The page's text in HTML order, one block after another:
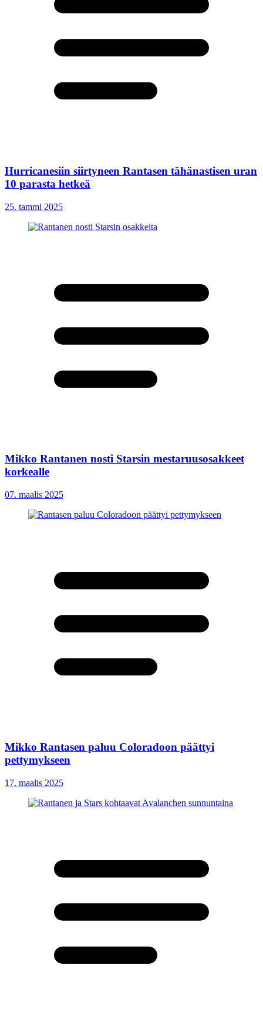
Hurricanesiin siirtyneen Rantasen tähänastisen uran
10 parasta hetkeä
25. tammi 2025
Mikko Rantanen nosti Starsin mestaruusosakkeet
korkealle
07. maalis 2025
Mikko Rantasen paluu Coloradoon päättyi
pettymykseen
17. maalis 2025